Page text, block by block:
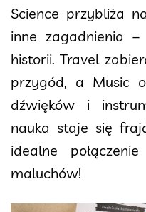
Science przybliża
inne zagadnienia
historii. Travel
przygód, a Music
dźwięków i
nauka staje się
idealne
maluchów!